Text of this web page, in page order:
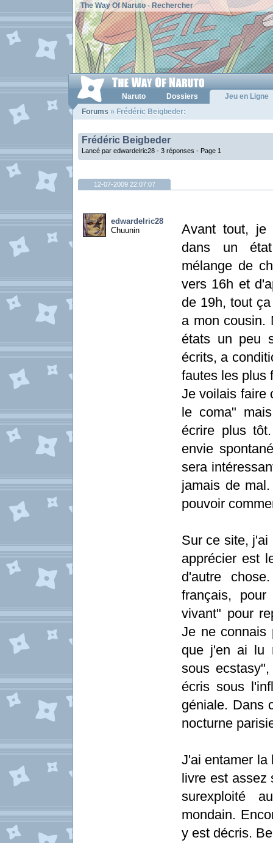
The Way Of Naruto- Rechercher
Naruto Dossiers
Jeu en Ligne
Forums » Frédéric Beigbeder:
Frédéric Beigbeder
Lancé par edwardelric28 - 3 réponses - Page 1
12-07-2009 22:07:07
edwardelric28
Chuunin
Avant tout, je
dans un
mélange de
vers 16h et
de 19h, tout
a mon cousin.
états un peu
écrits, a
fautes les plus
Je voilais faire
le coma"
écrire plus
envie
sera
jamais de
pouvoir
Sur ce site, j'ai
apprécier est
d'autre
français,
vivant" pour
Je ne connais
que j'en ai lu
sous
écris sous
géniale. Dans
nocturne
J'ai entamer la
livre est assez
surexploité
mondain.
y est décris.